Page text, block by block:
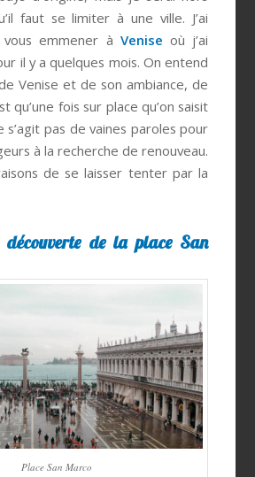
faut se limiter à une ville. J’ai
emmener à Venise où j’ai
il y a quelques mois. On entend
Venise et de son ambiance, de
qu’une fois sur place qu’on saisit
s’agit pas de vaines paroles pour
à la recherche de renouveau.
de se laisser tenter par la
de la place San
Place San Marco